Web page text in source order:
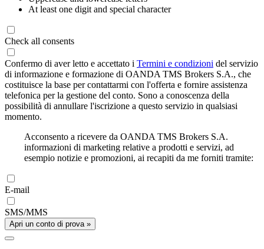
At least one digit and special character
Check all consents
Confermo di aver letto e accettato i Termini e condizioni del servizio
di informazione e formazione di OANDA TMS Brokers S.A., che
costituisce la base per contattarmi con l'offerta e fornire assistenza
telefonica per la gestione del conto. Sono a conoscenza della
possibilità di annullare l'iscrizione a questo servizio in qualsiasi
momento.
Acconsento a ricevere da OANDA TMS Brokers S.A.
informazioni di marketing relative a prodotti e servizi, ad
esempio notizie e promozioni, ai recapiti da me forniti tramite:
E-mail
SMS/MMS
Apri un conto di prova »